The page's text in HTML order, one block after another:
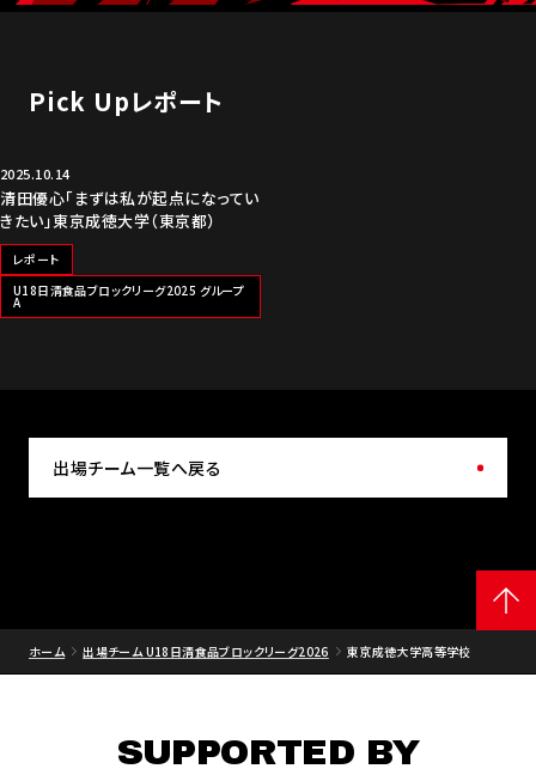
Pick Upレポート
2025.10.14
清田優心「まずは私が起点になってい
きたい」東京成徳大学（東京都）
レポート
U18日清食品ブロックリーグ2025 グループ
A
出場チーム一覧へ戻る
ホーム 出場チーム U18日清食品ブロックリーグ2026 東京成徳大学高等学校
SUPPORTED BY